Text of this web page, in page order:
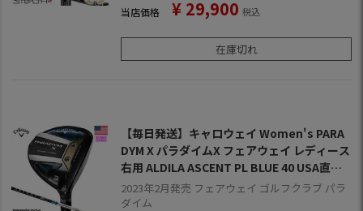
当店価格 ¥ 29,900 税込
在庫切れ
【毎日発送】キャロウェイ Women's PARA
DYM X パラダイムX フェアウェイ レディース
右用 ALDILA ASCENT PL BLUE 40 USA直輸
入品 2023年モデル
2023年2月発売 フェアウェイ ゴルフクラブ パラ
ダイム